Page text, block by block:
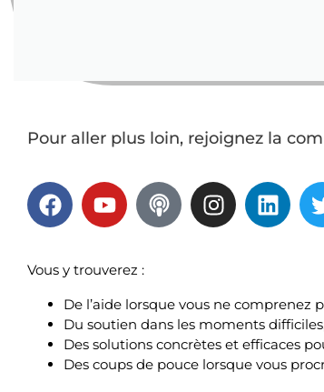
Pour aller plus loin, rejoignez la
Vous y trouverez :
De l’aide lorsque vous ne comprenez
Du soutien dans les moments
Des solutions concrètes et efficaces
Des coups de pouce lorsque vous